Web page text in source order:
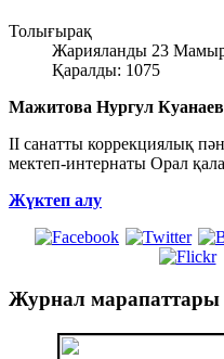
Толығырақ
Жарияланды 23
Қаралды: 1075
Мажитова Нургул
II санатты коррекциялық
мектеп-интернаты Орал
Жүктеп алу
Журнал марапаттары